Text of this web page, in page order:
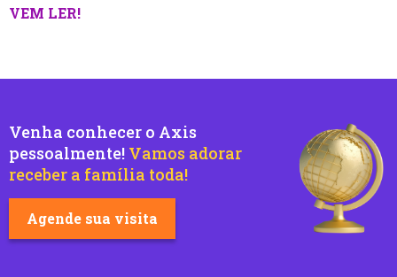
VEM LER!
Venha conhecer o Axis
pessoalmente! Vamos adorar
receber a família toda!
Agende sua visita